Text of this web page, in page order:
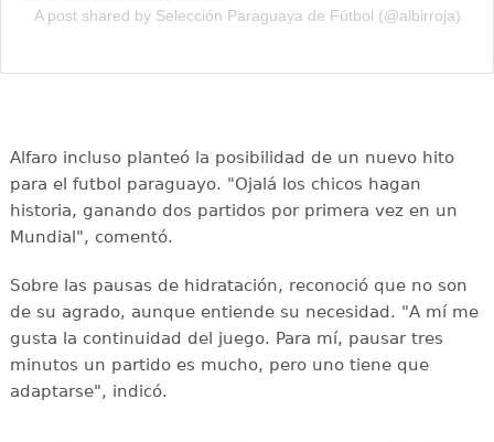
A post shared by Selección Paraguaya de Fútbol (@albirroja)
Alfaro incluso planteó la posibilidad de un nuevo hito
para el futbol paraguayo. "Ojalá los chicos hagan
historia, ganando dos partidos por primera vez en un
Mundial", comentó.
Sobre las pausas de hidratación, reconoció que no son
de su agrado, aunque entiende su necesidad. "A mí me
gusta la continuidad del juego. Para mí, pausar tres
minutos un partido es mucho, pero uno tiene que
adaptarse", indicó.